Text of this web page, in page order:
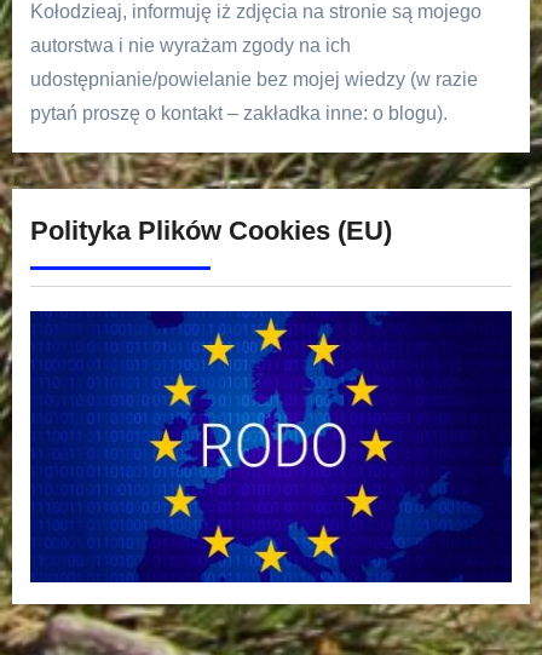
Kołodzieaj, informuję iż zdjęcia na stronie są mojego
autorstwa i nie wyrażam zgody na ich
udostępnianie/powielanie bez mojej wiedzy (w razie
pytań proszę o kontakt – zakładka inne: o blogu).
Polityka Plików Cookies (EU)